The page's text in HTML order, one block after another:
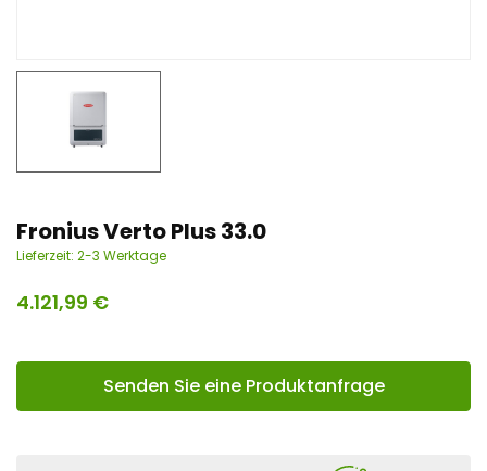
Fronius Verto Plus 33.0
Lieferzeit: 2-3 Werktage
4.121,99 €
Senden Sie eine Produktanfrage